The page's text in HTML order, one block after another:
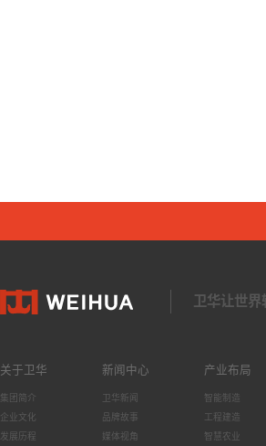
卫华让世界
关于卫华
集团简介
企业文化
发展历程
新闻中心
卫华新闻
品牌故事
媒体视角
产业布局
智能制造
工程建造
智慧农业